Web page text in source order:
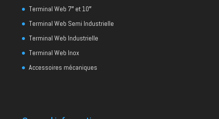
Terminal Web 7″ et 10″
Terminal Web Semi Industrielle
Terminal Web Industrielle
Terminal Web Inox
Accessoires mécaniques